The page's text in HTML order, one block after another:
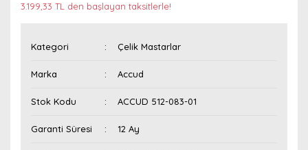
3.199,33 TL den başlayan taksitlerle!
Kategori Çelik Mastarlar
Marka Accud
Stok Kodu ACCUD 512-083-01
Garanti Süresi 12 Ay